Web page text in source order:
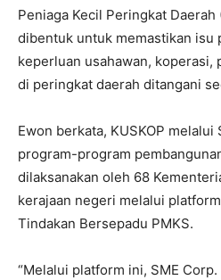
Peniaga Kecil Peringkat Daerah
dibentuk untuk memastikan isu
keperluan usahawan, koperasi,
di peringkat daerah ditangani
Ewon berkata, KUSKOP melalui
program-program
dilaksanakan oleh 68
kerajaan negeri melalui
Tindakan Bersepadu PMKS.
“Melalui platform ini, SME